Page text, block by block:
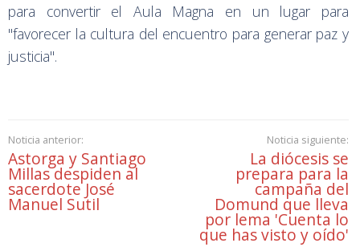
para convertir el Aula Magna en un lugar para
"favorecer la cultura del encuentro para generar paz y
justicia".
Noticia anterior:
Astorga y Santiago
Millas despiden al
sacerdote José
Manuel Sutil
Noticia siguiente:
La diócesis se
prepara para la
campaña del
Domund que lleva
por lema 'Cuenta lo
que has visto y oído'